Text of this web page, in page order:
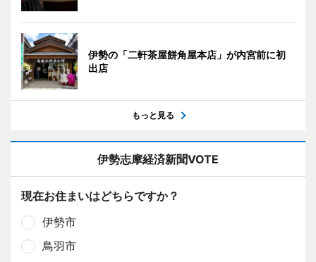
伊勢の「二軒茶屋餅角屋本店」が内宮前に初
出店
もっと見る
伊勢志摩経済新聞VOTE
現在お住まいはどちらですか？
伊勢市
鳥羽市